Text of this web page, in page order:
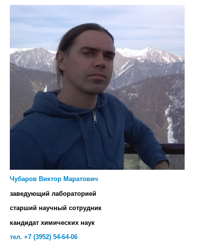
Чубаров Виктор Маратович
заведующий лабораторией
старший научный сотрудник
кандидат химических наук
тел. +7 (3952) 54-64-06